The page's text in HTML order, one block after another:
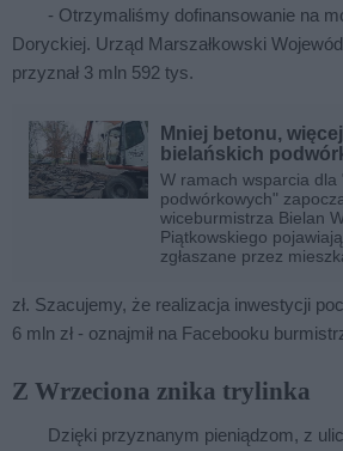
- Otrzymaliśmy dofinansowanie na
Doryckiej. Urząd Marszałkowski
przyznał 3 mln 592 tys.
Mniej betonu,
bielańskich
W ramach wsparcia dla
podwórkowych"
wiceburmistrza Bielan
Piątkowskiego
zgłaszane przez
zł. Szacujemy, że realizacja inwestycji
6 mln zł - oznajmił na Facebooku
Z Wrzeciona znika trylinka
Dzięki przyznanym pieniądzom, z